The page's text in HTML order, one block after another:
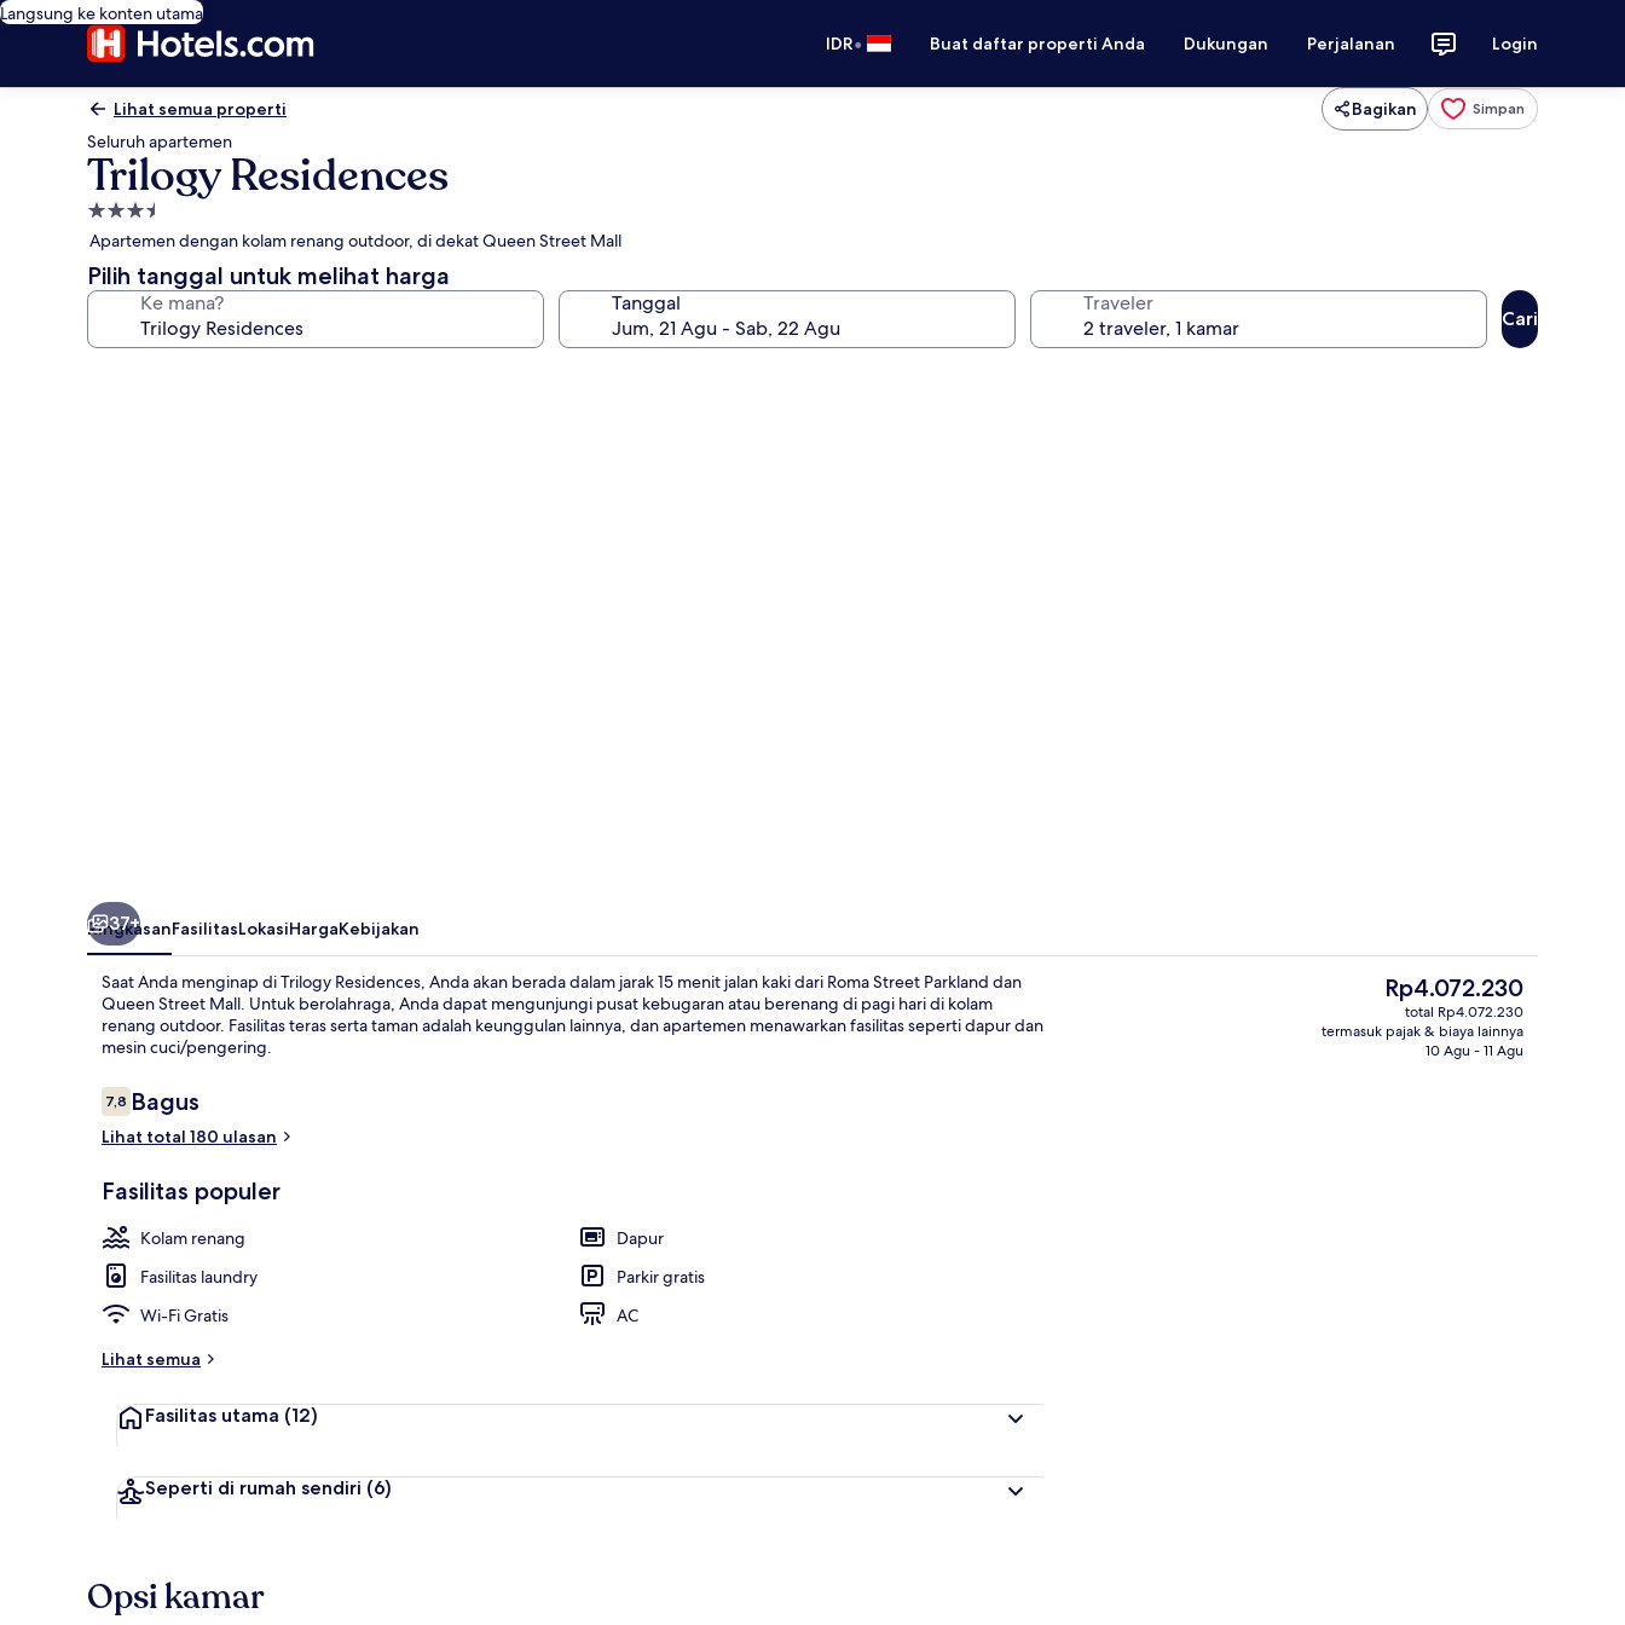
Langsung ke konten utama
IDR• Buat daftar properti Anda Dukungan Perjalanan Login
Lihat semua properti Bagikan Simpan
Seluruh apartemen
Trilogy Residences
Properti
bintang
3.5
Apartemen dengan kolam renang outdoor, di dekat Queen Street Mall
Pilih tanggal untuk melihat harga
Ke mana? Tanggal Traveler
Cari
Apartemen Premium, 2 kamar tidur, Bebas Asap Rokok, teras | 1 kamar tidur, seprai
Dek berjemur
37+
RingkasanFasilitasLokasiHargaKebijakan
Saat Anda menginap di Trilogy Residences, Anda akan berada dalam jarak 15 menit jalan kaki dari Roma Street Parkland dan
Queen Street Mall. Untuk berolahraga, Anda dapat mengunjungi pusat kebugaran atau berenang di pagi hari di kolam
renang outdoor. Fasilitas teras serta taman adalah keunggulan lainnya, dan apartemen menawarkan fasilitas seperti dapur dan
mesin cuci/pengering.
Ulasan
7,87,8 dari 10
Bagus
Lihat total 180 ulasan
Fasilitas populer
Kolam renang
Dapur
Fasilitas laundry
Parkir gratis
Wi-Fi Gratis
AC
Lihat semua
Fasilitas utama (12)
Seperti di rumah sendiri (6)
Harga
saat
ini
Rp4.072.230
Rp4.072.230
total Rp4.072.230
termasuk pajak & biaya lainnya
10 Agu - 11 Agu
Opsi kamar